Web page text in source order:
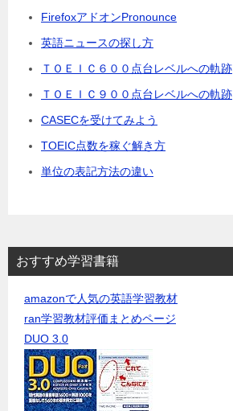
FirefoxアドオンPronounce
英語ニュースの探し方
ＴＯＥＩＣ６００点台レベルへの軌跡
ＴＯＥＩＣ９００点台レベルへの軌跡
CASECを受けてみよう
TOEIC点数を稼ぐ解き方
単位の表記方法の違い
おすすめ学習書籍
amazonで人気の英語学習教材
ran学習教材評価まとめページ
DUO 3.0